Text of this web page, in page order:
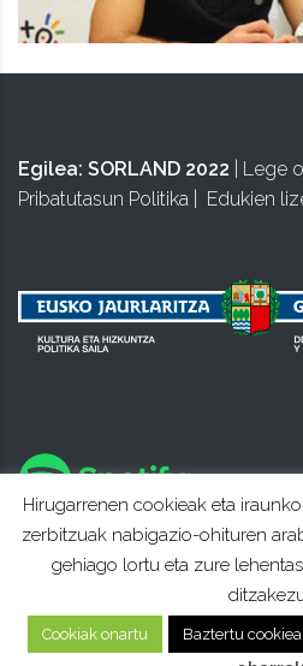
Egilea: SORLAND 2022 Lege
Pribatutasun Politika
Edukien
Hirugarrenen cookieak eta
zerbitzuak nabigazio-ohituren
gehiago lortu eta zure
Cookiak onartu Baztertu